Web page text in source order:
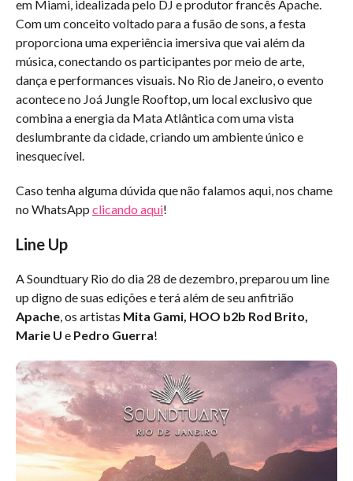
em Miami, idealizada pelo DJ e produtor francês Apache.
Com um conceito voltado para a fusão de sons, a festa
proporciona uma experiência imersiva que vai além da
música, conectando os participantes por meio de arte,
dança e performances visuais. No Rio de Janeiro, o evento
acontece no Joá Jungle Rooftop, um local exclusivo que
combina a energia da Mata Atlântica com uma vista
deslumbrante da cidade, criando um ambiente único e
inesquecível.
Caso tenha alguma dúvida que não falamos aqui, nos chame
no WhatsApp clicando aqui!
Line Up
A Soundtuary Rio do dia 28 de dezembro, preparou um line
up digno de suas edições e terá além de seu anfitrião
Apache, os artistas Mita Gami, HOO b2b Rod Brito,
Marie U e Pedro Guerra!